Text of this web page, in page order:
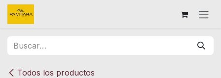
Ir al contenido
Todos los productos